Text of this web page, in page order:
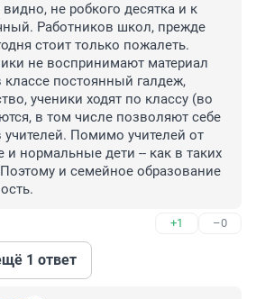
не робкого десятка и к
Работников школ, прежде
стоит только пожалеть.
не воспринимают материал
постоянный галдеж,
ученики ходят по классу (во
в том числе позволяют себе
Помимо учителей от
и нормальные дети -- как в таких
Поэтому и семейное образование
+1 –0
1 ответ